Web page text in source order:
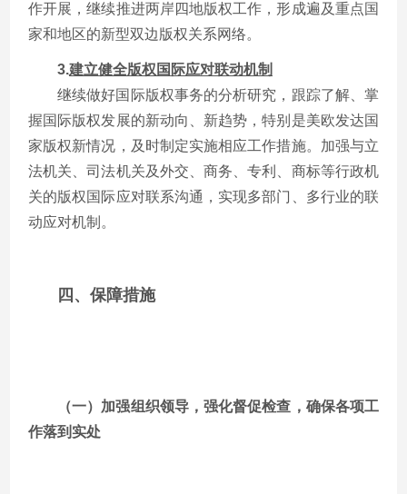
作开展，继续推进两岸四地版权工作，形成遍及重点国
家和地区的新型双边版权关系网络。
3.建立健全版权国际应对联动机制
继续做好国际版权事务的分析研究，跟踪了解、掌
握国际版权发展的新动向、新趋势，特别是美欧发达国
家版权新情况，及时制定实施相应工作措施。加强与立
法机关、司法机关及外交、商务、专利、商标等行政机
关的版权国际应对联系沟通，实现多部门、多行业的联
动应对机制。
四、保障措施
（一）加强组织领导，强化督促检查，确保各项工
作落到实处